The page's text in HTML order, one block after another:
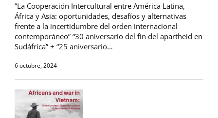
“La Cooperación Intercultural entre América Latina,
África y Asia: oportunidades, desafíos y alternativas
frente a la incertidumbre del orden internacional
contemporáneo” “30 aniversario del fin del apartheid en
Sudáfrica” + “25 aniversario…
6 octubre, 2024